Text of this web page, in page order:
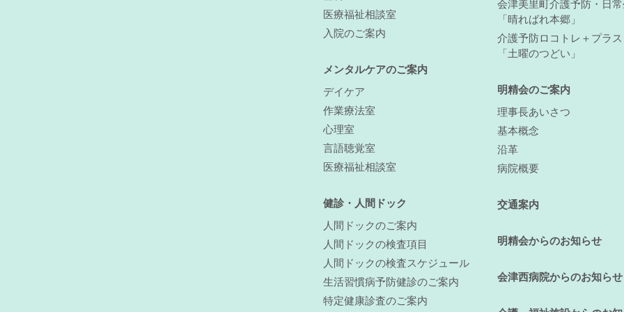
医療福祉相談室
入院のご案内
メンタルケアのご案内
デイケア
作業療法室
心理室
言語聴覚室
医療福祉相談室
健診・人間ドック
人間ドックのご案内
人間ドックの検査項目
人間ドックの検査スケジュール
生活習慣病予防健診のご案内
特定健康診査のご案内
会津美里町介護予防・日
「晴ればれ本郷」
介護予防ロコトレ＋プラス
「土曜のつどい」
明精会のご案内
理事長あいさつ
基本概念
沿革
病院概要
交通案内
明精会からのお知らせ
会津西病院からのお知らせ